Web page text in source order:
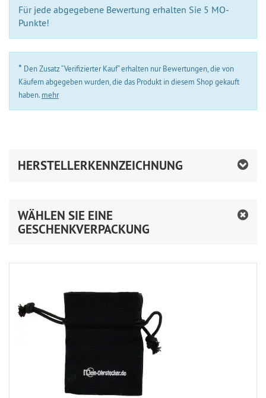
Für jede abgegebene Bewertung erhalten Sie 5 MO-
Punkte!
* Den Zusatz “Verifizierter Kauf” erhalten nur Bewertungen, die von
Käufern abgegeben wurden, die das Produkt in diesem Shop gekauft
haben. mehr
HERSTELLERKENNZEICHNUNG
WÄHLEN SIE EINE
GESCHENKVERPACKUNG